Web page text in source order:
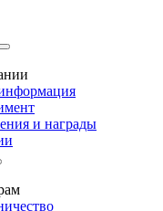
и награды